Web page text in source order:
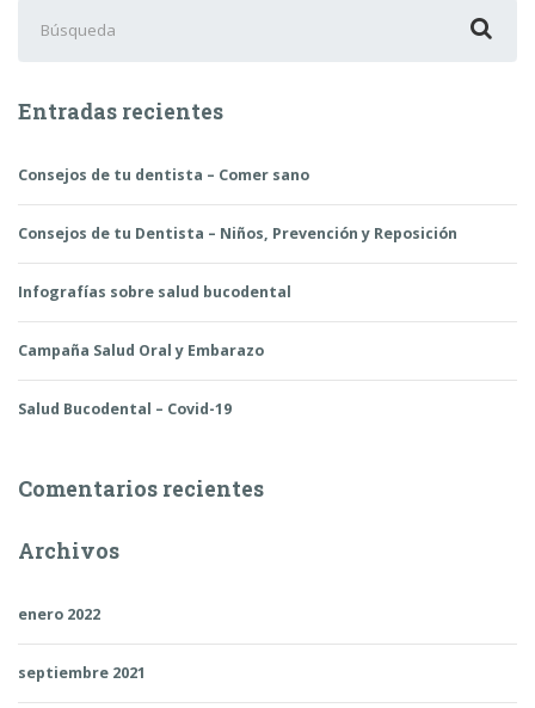
Entradas recientes
Consejos de tu dentista – Comer sano
Consejos de tu Dentista – Niños, Prevención y Reposición
Infografías sobre salud bucodental
Campaña Salud Oral y Embarazo
Salud Bucodental – Covid-19
Comentarios recientes
Archivos
enero 2022
septiembre 2021